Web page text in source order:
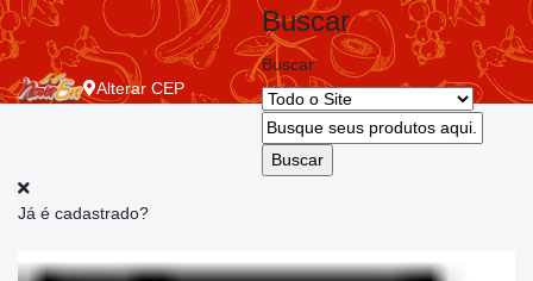
Alterar CEP
Buscar
Buscar
Já é cadastrado?